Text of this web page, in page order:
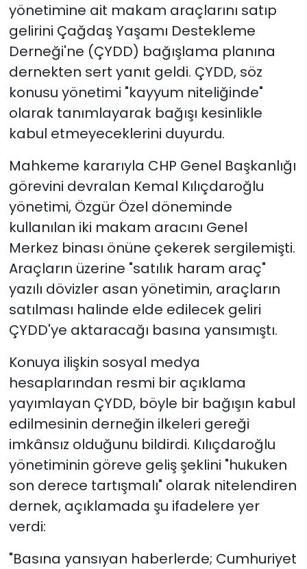
yönetimine ait makam araçlarını satıp
gelirini Çağdaş Yaşamı Destekleme
Derneği'ne (ÇYDD) bağışlama planına
dernekten sert yanıt geldi. ÇYDD, söz
konusu yönetimi "kayyum niteliğinde"
olarak tanımlayarak bağışı kesinlikle
kabul etmeyeceklerini duyurdu.
Mahkeme kararıyla CHP Genel Başkanlığı
görevini devralan Kemal Kılıçdaroğlu
yönetimi, Özgür Özel döneminde
kullanılan iki makam aracını Genel
Merkez binası önüne çekerek sergilemişti.
Araçların üzerine "satılık haram araç"
yazılı dövizler asan yönetimin, araçların
satılması halinde elde edilecek geliri
ÇYDD'ye aktaracağı basına yansımıştı.
Konuya ilişkin sosyal medya
hesaplarından resmi bir açıklama
yayımlayan ÇYDD, böyle bir bağışın kabul
edilmesinin derneğin ilkeleri gereği
imkânsız olduğunu bildirdi. Kılıçdaroğlu
yönetiminin göreve geliş şeklini "hukuken
son derece tartışmalı" olarak nitelendiren
dernek, açıklamada şu ifadelere yer
verdi:
"Basına yansıyan haberlerde; Cumhuriyet